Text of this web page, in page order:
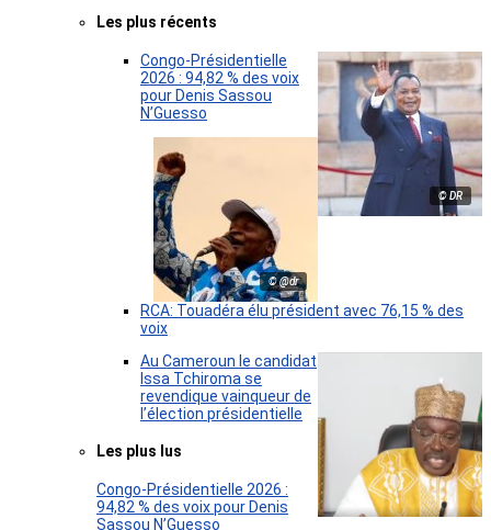
Les plus récents
© DR
Congo-Présidentielle
2026 : 94,82 % des voix
pour Denis Sassou
N’Guesso
© @dr
RCA: Touadéra élu président avec 76,15 % des
voix
Au Cameroun le candidat
Issa Tchiroma se
revendique vainqueur de
l’élection présidentielle
Les plus lus
Congo-Présidentielle 2026 :
94,82 % des voix pour Denis
Sassou N’Guesso